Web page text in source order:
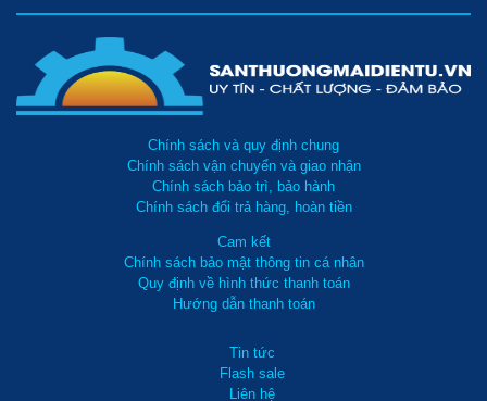
Chính sách và quy định chung
Chính sách vận chuyển và giao nhận
Chính sách bảo trì, bảo hành
Chính sách đổi trả hàng, hoàn tiền
Cam kết
Chính sách bảo mật thông tin cá nhân
Quy định về hình thức thanh toán
Hướng dẫn thanh toán
Tin tức
Flash sale
Liên hệ